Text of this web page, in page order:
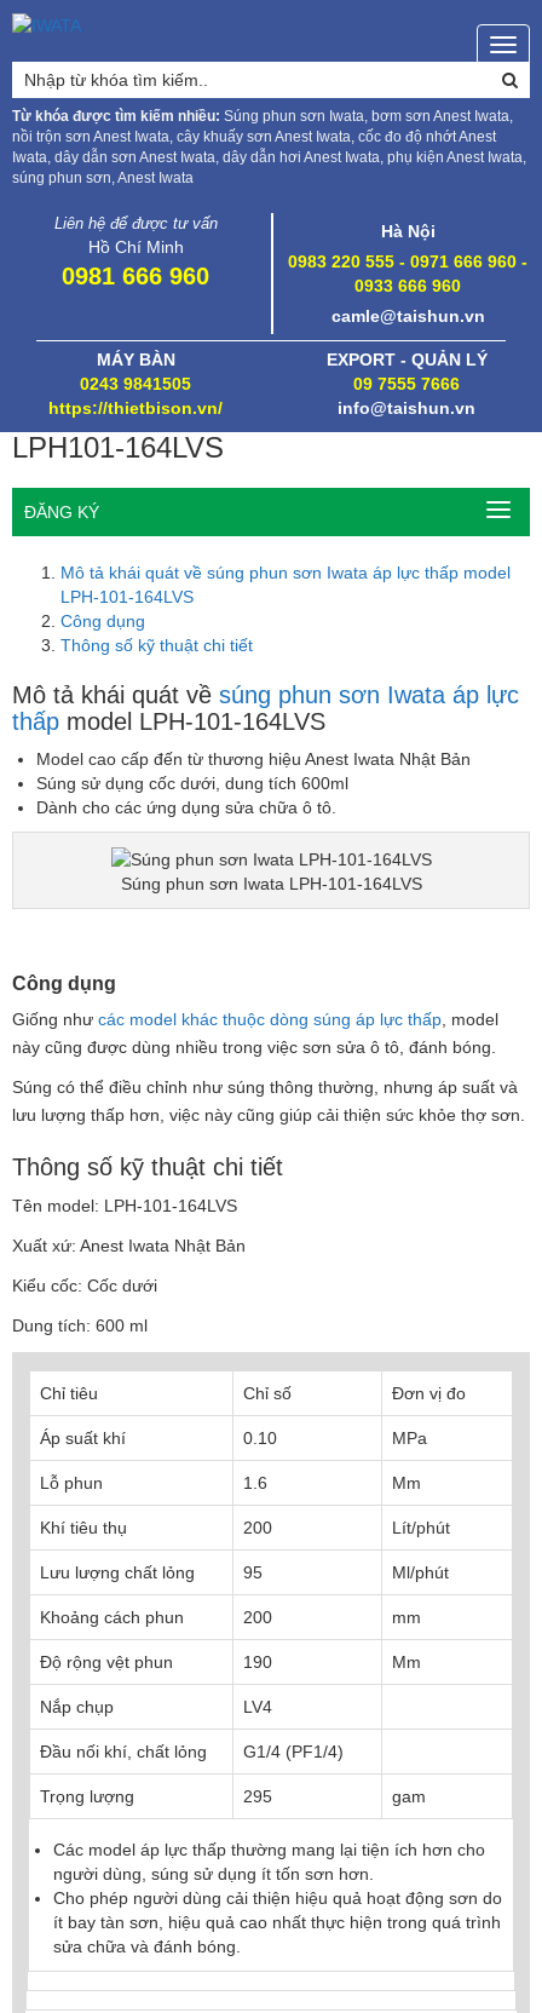
Từ khóa được tìm kiếm nhiều: Súng phun sơn Iwata, bơm sơn Anest Iwata,
nồi trộn sơn Anest Iwata, cây khuấy sơn Anest Iwata, cốc đo độ nhớt Anest
Iwata, dây dẫn sơn Anest Iwata, dây dẫn hơi Anest Iwata, phụ kiện Anest Iwata,
súng phun sơn, Anest Iwata
Liên hệ để được tư vấn
Hồ Chí Minh
0981 666 960
Hà Nội
0983 220 555 - 0971 666 960 -
0933 666 960
camle@taishun.vn
MÁY BÀN
0243 9841505
https://thietbison.vn/
EXPORT - QUẢN LÝ
09 7555 7666
info@taishun.vn
LPH101-164LVS
ĐĂNG KÝ
Mô tả khái quát về súng phun sơn Iwata áp lực thấp model
LPH-101-164LVS
Công dụng
Thông số kỹ thuật chi tiết
Mô tả khái quát về súng phun sơn Iwata áp lực
thấp model LPH-101-164LVS
Model cao cấp đến từ thương hiệu Anest Iwata Nhật Bản
Súng sử dụng cốc dưới, dung tích 600ml
Dành cho các ứng dụng sửa chữa ô tô.
Súng phun sơn Iwata LPH-101-164LVS
Công dụng
Giống như các model khác thuộc dòng súng áp lực thấp , model
này cũng được dùng nhiều trong việc sơn sửa ô tô, đánh bóng.
Súng có thể điều chỉnh như súng thông thường, nhưng áp suất và
lưu lượng thấp hơn, việc này cũng giúp cải thiện sức khỏe thợ sơn.
Thông số kỹ thuật chi tiết
Tên model: LPH-101-164LVS
Xuất xứ: Anest Iwata Nhật Bản
Kiểu cốc: Cốc dưới
Dung tích: 600 ml
Chỉ tiêu Chỉ số Đơn vị đo
Áp suất khí 0.10 MPa
Lỗ phun 1.6 Mm
Khí tiêu thụ 200 Lít/phút
Lưu lượng chất lỏng 95 Ml/phút
Khoảng cách phun 200 mm
Độ rộng vệt phun 190 Mm
Nắp chụp LV4
Đầu nối khí, chất lỏng G1/4 (PF1/4)
Trọng lượng 295 gam
Các model áp lực thấp thường mang lại tiện ích hơn cho
người dùng, súng sử dụng ít tốn sơn hơn.
Cho phép người dùng cải thiện hiệu quả hoạt động sơn do
ít bay tàn sơn, hiệu quả cao nhất thực hiện trong quá trình
sửa chữa và đánh bóng.